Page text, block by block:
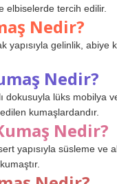
elbiselerde tercih edilir.
Nedir?
yapısıyla gelinlik, abiye
Nedir?
dokusuyla lüks mobilya
kumaşlardandır.
Nedir?
yapısıyla süsleme ve